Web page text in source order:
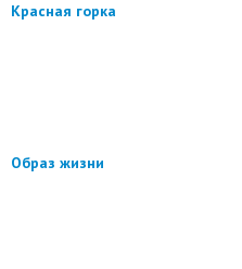
Красная горка
Образ жизни